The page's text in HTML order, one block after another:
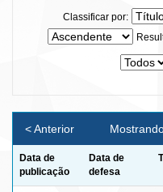
Classificar por:
< Anterior
Data de
publicação
Data de
defesa